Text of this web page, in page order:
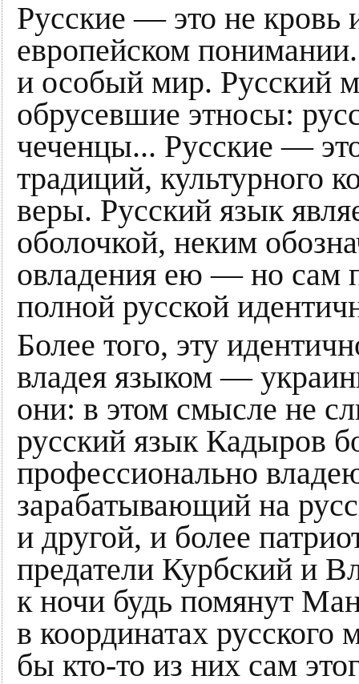
Русские — это не кровь
европейском
и особый мир. Русский
обрусевшие этносы:
чеченцы... Русские —
традиций, культурного
веры. Русский язык
оболочкой, неким
овладения ею — но сам
полной русской
Более того, эту
владея языком —
они: в этом смысле не
русский язык Кадыров
профессионально
зарабатывающий на
и другой, и более
предатели Курбский и
к ночи будь помянут
в координатах
бы кто-то из них сам